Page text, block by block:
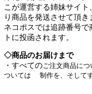
こが運営する姉妹サイト
り商品を発送させて頂き
ネコポスでは追跡番号
トに投函されます。
◇商品のお届けまで
・すべてのご注文商品に
ついては 制作を、そしてす